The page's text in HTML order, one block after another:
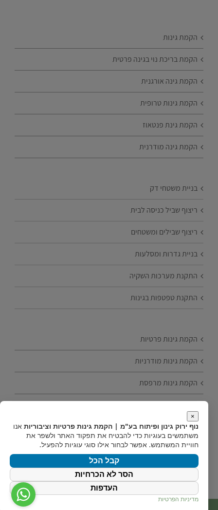
הקמת גינות
הקמת בריכת נוי בגינה פרטית
הקמת גינה אורגנית
הקמת גינות טרופית
הקמת גינת פנטאוז
הקמת גינה מודרנית
בניית משטחי דק
ריצוף שביל כניסה לבית
ריצוף שבילים ומשטחים
בניית גדרות ומסלעות
התקנת מערכות השקיה
התקנת טפטפות בגינות
הקמת גינות פרטיות
הקמת גינות מודרניות
הקמת גינות מרפסת
טיפים להקמת גינה
הקמת גינות חסכוניות
×
נוף ירוק גינון ופיתוח בע"מ | הקמת גינות פרטיות וציבוריות אנו
משתמשים בעוגיות כדי להבטיח את תפקוד האתר ולשפר את
חוויית המשתמש. אפשר לבחור אילו סוגי עוגיות להפעיל.
קבל הכל
הסר לא הכרחיות
העדפות
מדיניות הפרטיות